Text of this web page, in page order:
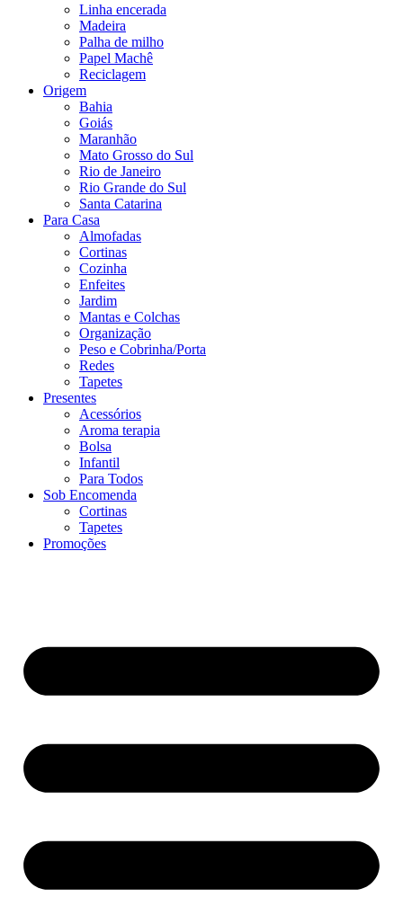
Linha encerada
Madeira
Palha de milho
Papel Machê
Reciclagem
Origem
Bahia
Goiás
Maranhão
Mato Grosso do Sul
Rio de Janeiro
Rio Grande do Sul
Santa Catarina
Para Casa
Almofadas
Cortinas
Cozinha
Enfeites
Jardim
Mantas e Colchas
Organização
Peso e Cobrinha/Porta
Redes
Tapetes
Presentes
Acessórios
Aroma terapia
Bolsa
Infantil
Para Todos
Sob Encomenda
Cortinas
Tapetes
Promoções